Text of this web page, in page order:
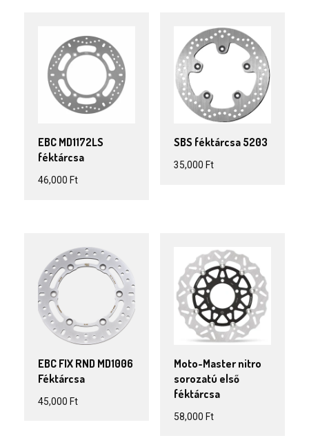
EBC MD1172LS
féktárcsa
46,000 Ft
SBS féktárcsa 5203
35,000 Ft
EBC FIX RND MD1006
Féktárcsa
45,000 Ft
Moto-Master nitro
sorozatú első
féktárcsa
58,000 Ft